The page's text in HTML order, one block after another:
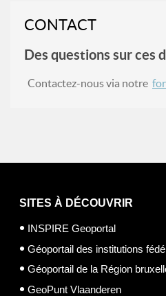
CONTACT
Des questions sur ces
Contactez-nous via notre
SITES À DÉCOUVRIR
INSPIRE Geoportal
Géoportail des institutions
Géoportail de la Région
GeoPunt Vlaanderen